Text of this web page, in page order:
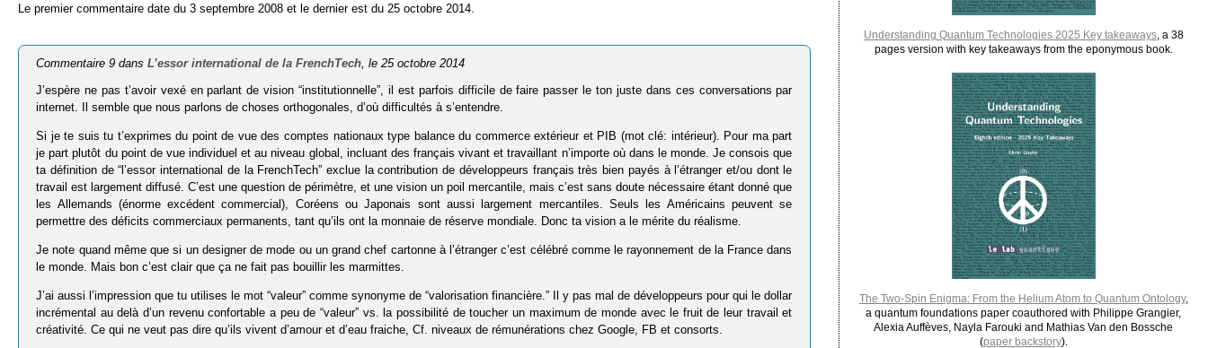
Le premier commentaire date du 3 septembre 2008 et le dernier est du 25 octobre 2014.
Commentaire 9 dansL’essor international de la FrenchTech, le 25 octobre 2014
J’espère ne pas t’avoir vexé en parlant de vision “institutionnelle”, il est parfois difficile de faire passer le ton juste dans ces conversations par
internet. Il semble que nous parlons de choses orthogonales, d’où difficultés à s’entendre.
Si je te suis tu t’exprimes du point de vue des comptes nationaux type balance du commerce extérieur et PIB (mot clé: intérieur). Pour ma part
je part plutôt du point de vue individuel et au niveau global, incluant des français vivant et travaillant n’importe où dans le monde. Je consois que
ta définition de “l’essor international de la FrenchTech” exclue la contribution de développeurs français très bien payés à l’étranger et/ou dont le
travail est largement diffusé. C’est une question de périmètre, et une vision un poil mercantile, mais c’est sans doute nécessaire étant donné que
les Allemands (énorme excédent commercial), Coréens ou Japonais sont aussi largement mercantiles. Seuls les Américains peuvent se
permettre des déficits commerciaux permanents, tant qu’ils ont la monnaie de réserve mondiale. Donc ta vision a le mérite du réalisme.
Je note quand même que si un designer de mode ou un grand chef cartonne à l’étranger c’est célébré comme le rayonnement de la France dans
le monde. Mais bon c’est clair que ça ne fait pas bouillir les marmittes.
J’ai aussi l’impression que tu utilises le mot “valeur” comme synonyme de “valorisation financière.” Il y pas mal de développeurs pour qui le dollar
incrémental au delà d’un revenu confortable a peu de “valeur” vs. la possibilité de toucher un maximum de monde avec le fruit de leur travail et
créativité. Ce qui ne veut pas dire qu’ils vivent d’amour et d’eau fraiche, Cf. niveaux de rémunérations chez Google, FB et consorts.
Understanding Quantum Technologies 2025 Key takeaways, a 38
pages version with key takeaways from the eponymous book.
The Two-Spin Enigma: From the Helium Atom to Quantum Ontology,
a quantum foundations paper coauthored with Philippe Grangier,
Alexia Auffèves, Nayla Farouki and Mathias Van den Bossche
(paper backstory).